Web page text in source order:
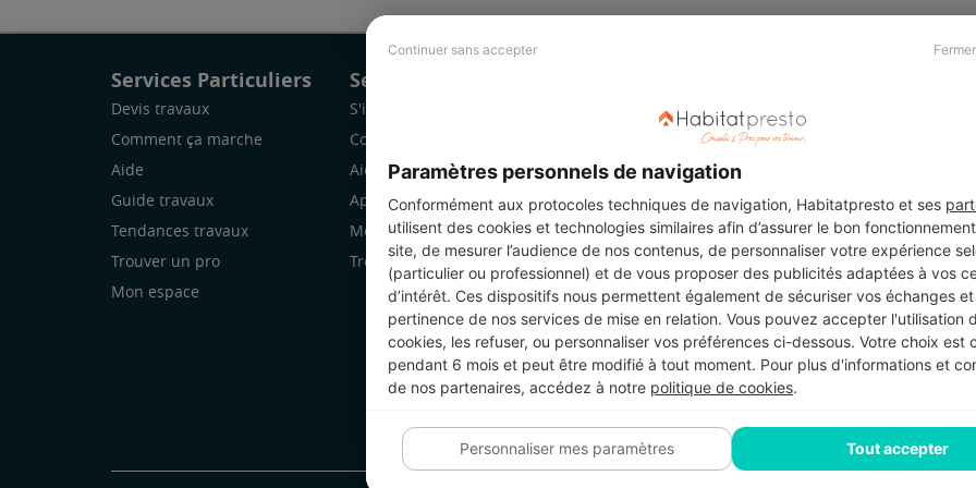
Continuer sans accepter
Paramètres personnels de navigation
Conformément aux protocoles techniques de navigation, Habitatpresto et ses
utilisent des cookies et technologies similaires afin d’assurer le bon
site, de mesurer l’audience de nos contenus, de personnaliser votre expérience
(particulier ou professionnel) et de vous proposer des publicités adaptées à vos
d’intérêt. Ces dispositifs nous permettent également de sécuriser vos échanges
pertinence de nos services de mise en relation. Vous pouvez accepter l'utilisation
cookies, les refuser, ou personnaliser vos préférences ci-dessous. Votre choix est
pendant 6 mois et peut être modifié à tout moment. Pour plus d'informations et
de nos partenaires, accédez à notre politique de cookies.
Personnaliser mes paramètres Tout accepter
Services Particuliers
Devis travaux
Comment ça marche
Aide
Guide travaux
Tendances travaux
Trouver un pro
Mon espace
Services Pro
S'inscrire
Comment ça marche
Aide
Application Mobile
Mon espace
Trouver des chantiers
Revue de presse
Légal
Charte cookies
Suivez-nous